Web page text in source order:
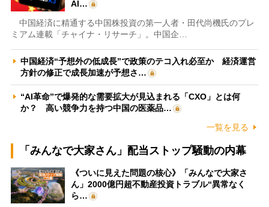
AI…
中国経済に精通する中国株投資の第一人者・田代尚機氏のプレ
ミアム連載「チャイナ・リサーチ」。中国企…
中国経済“予想外の低成長”で政策のテコ入れ必至か 経済運営
方針の修正で成長加速が予想さ…
“AI革命”で爆発的な需要拡大が見込まれる「CXO」とは何
か？ 高い競争力を持つ中国の医薬品…
一覧を見る
「みんなで大家さん」配当ストップ騒動の内幕
《ついに見えた問題の核心》「みんなで大家さ
ん」2000億円超不動産投資トラブル“異常なく
ら…